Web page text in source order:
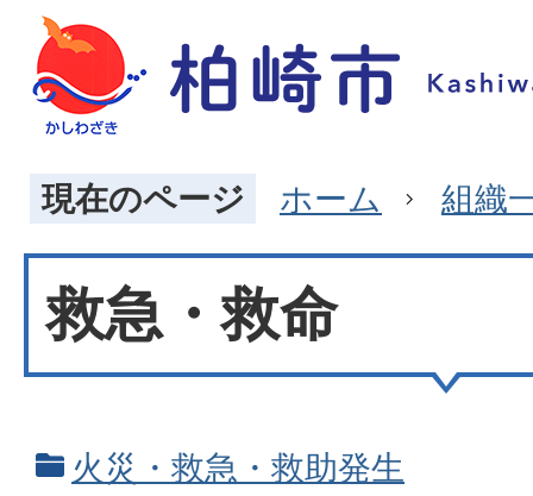
現在のページ ホーム 組織
救急・救命
火災・救急・救助発生